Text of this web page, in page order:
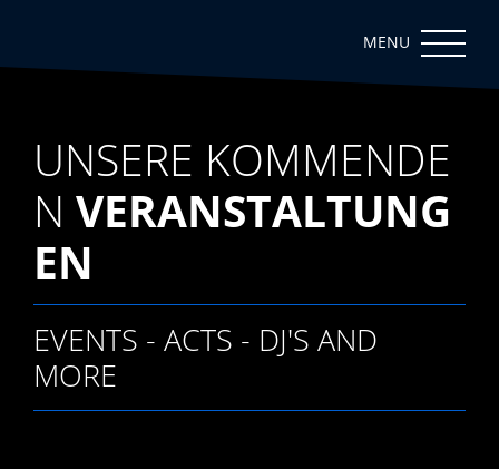
UNSERE KOMMENDE
N VERANSTALTUNG
EN
EVENTS - ACTS - DJ'S AND
MORE